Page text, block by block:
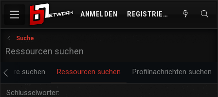
ANMELDEN REGISTRIEREN
Suche
Ressourcen suchen
suchen Ressourcen suchen Profilnachrichten suchen
Schlüsselwörter